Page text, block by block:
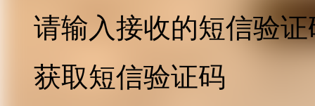
请输入接收的短信验证
获取短信验证码